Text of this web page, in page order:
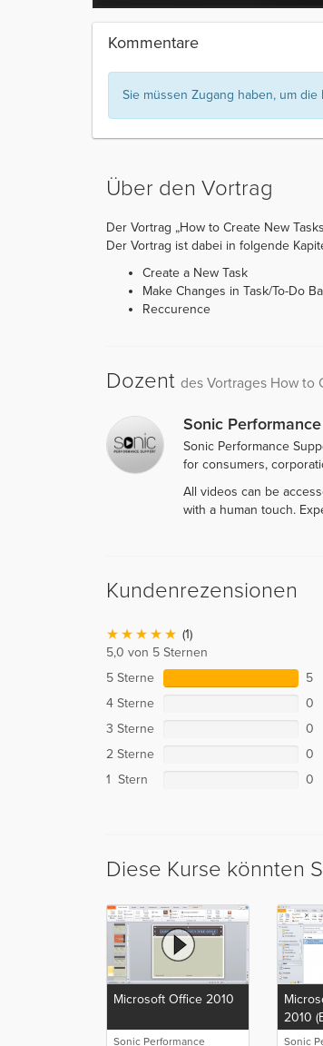
Kommentare
Sie müssen Zugang haben, um
Über den Vortrag
Der Vortrag „How to Create New
Der Vortrag ist dabei in folgende
Create a New Task
Make Changes in Task/To-Do
Reccurence
Dozent des Vortrages How to
Sonic Performance
Sonic Performance
for consumers,
All videos can be
with a human touch.
Kundenrezensionen
(1)
5,0 von 5 Sternen
5 Sterne
5
4 Sterne
0
3 Sterne
0
2 Sterne
0
1 Stern
0
Diese Kurse könnten
Microsoft Office 2010
Sonic Performance
2010
Sonic